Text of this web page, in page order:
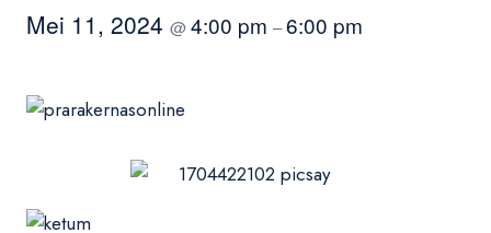
Mei 11, 2024 @4:00 pm –6:00 pm